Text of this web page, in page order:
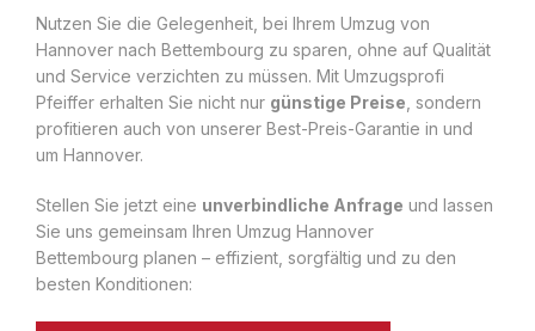
Nutzen Sie die Gelegenheit, bei Ihrem Umzug von
Hannover nach Bettembourg zu sparen, ohne auf Qualität
und Service verzichten zu müssen. Mit Umzugsprofi
Pfeiffer erhalten Sie nicht nur günstige Preise , sondern
profitieren auch von unserer Best-Preis-Garantie in und
um Hannover.
Stellen Sie jetzt eine unverbindliche Anfrage und lassen
Sie uns gemeinsam Ihren Umzug Hannover
Bettembourg planen – effizient, sorgfältig und zu den
besten Konditionen: